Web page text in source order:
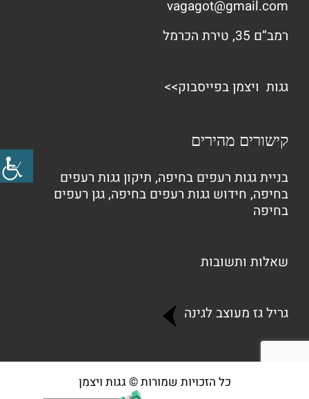
vagagot@gmail.com
רמב”ם 35, טירת הכרמל
גגות ויצמן בפייסבוק>>
קישורים מהירים
בניית גגות רעפים בחיפה, תיקון גגות רעפים
בחיפה, חידוש גגות רעפים בחיפה,גגן רעפים
בחיפה
שאלות ותשובות
גריל גז מעוצב לגינה
כל הזכויות שמורות © גגות ויצמן